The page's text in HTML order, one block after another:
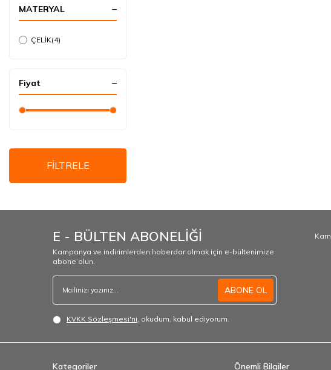
MATERYAL
ÇELİK(4)
Fiyat
FİLTRELE
E - BÜLTEN ABONELİĞİ
Kampanya ve indirimlerden haberdar olmak için e-bültenimize
abone olun.
ABONE OL
KVKK Sözleşmesi'ni, okudum, kabul ediyorum.
Kategoriler Önemli Bilgiler